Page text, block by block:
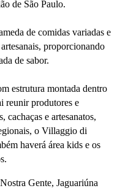
de São Paulo.
de comidas variadas e
proporcionando
de sabor.
estrutura montada dentro
reunir produtores e
cachaças e artesanatos,
o Villaggio di
haverá área kids e os
Gente, Jaguariúna